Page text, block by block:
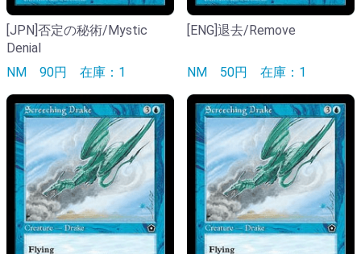
[JPN]否定の秘術/Mystic
Denial
NM 90円 在庫：1
[ENG]退去/Remove
NM 50円 在庫：1